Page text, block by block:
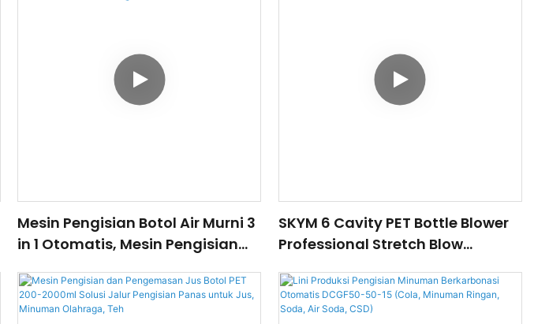
Mesin Pengisian Botol Air Murni 3
in 1 Otomatis, Mesin Pengisian
Murni, Lini Produksi Mesin
Pengemasan Botol
SKYM 6 Cavity PET Bottle Blower
Professional Stretch Blow